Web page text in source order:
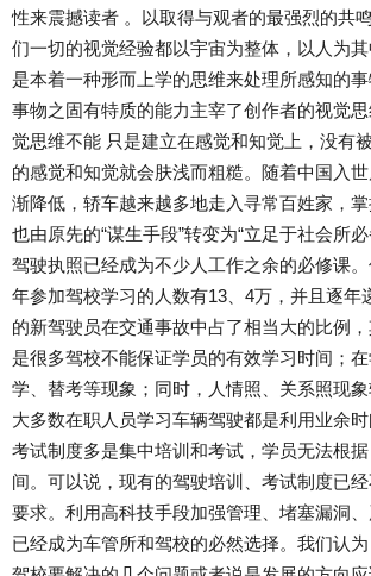
性来震撼读者 。以取得与观者的最强烈的
们一切的视觉经验都以宇宙为整体，以人为其
是本着一种形而上学的思维来处理所感知的
事物之固有特质的能力主宰了创作者的视
觉思维不能 只是建立在感觉和知觉上，没有
的感觉和知觉就会肤浅而粗糙。随着中国入
渐降低，轿车越来越多地走入寻常百姓家，
也由原先的“谋生手段”转变为“立足于社会所
驾驶执照已经成为不少人工作之余的必修课
年参加驾校学习的人数有13、4万，并且逐年
的新驾驶员在交通事故中占了相当大的比例
是很多驾校不能保证学员的有效学习时间；
学、替考等现象；同时，人情照、关系照现象
大多数在职人员学习车辆驾驶都是利用业余时
考试制度多是集中培训和考试，学员无法根
间。可以说，现有的驾驶培训、考试制度已
要求。利用高科技手段加强管理、堵塞漏洞、
已经成为车管所和驾校的必然选择。我们认